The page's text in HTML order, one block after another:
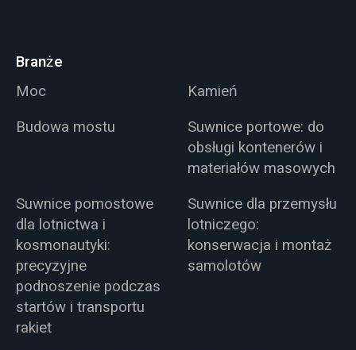
Branże
Moc
Kamień
Budowa mostu
Suwnice portowe: do
obsługi kontenerów i
materiałów masowych
Suwnice pomostowe
dla lotnictwa i
kosmonautyki:
precyzyjne
podnoszenie podczas
startów i transportu
rakiet
Suwnice dla przemysłu
lotniczego:
konserwacja i montaż
samolotów